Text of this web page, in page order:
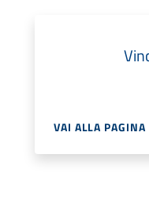
VAI ALLA PAGINA